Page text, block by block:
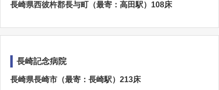
長崎県西彼杵郡長与町（最寄：高田駅）108床
長崎記念病院
長崎県長崎市（最寄：長崎駅）213床